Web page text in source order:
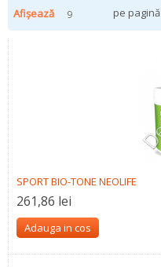
Afișează 9 pe pagină
SPORT BIO-TONE NEOLIFE
261,86 lei
Adauga in cos